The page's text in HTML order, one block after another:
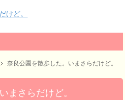
けど。
奈良公園を散歩した。いまさらだけど。
まさらだけど。